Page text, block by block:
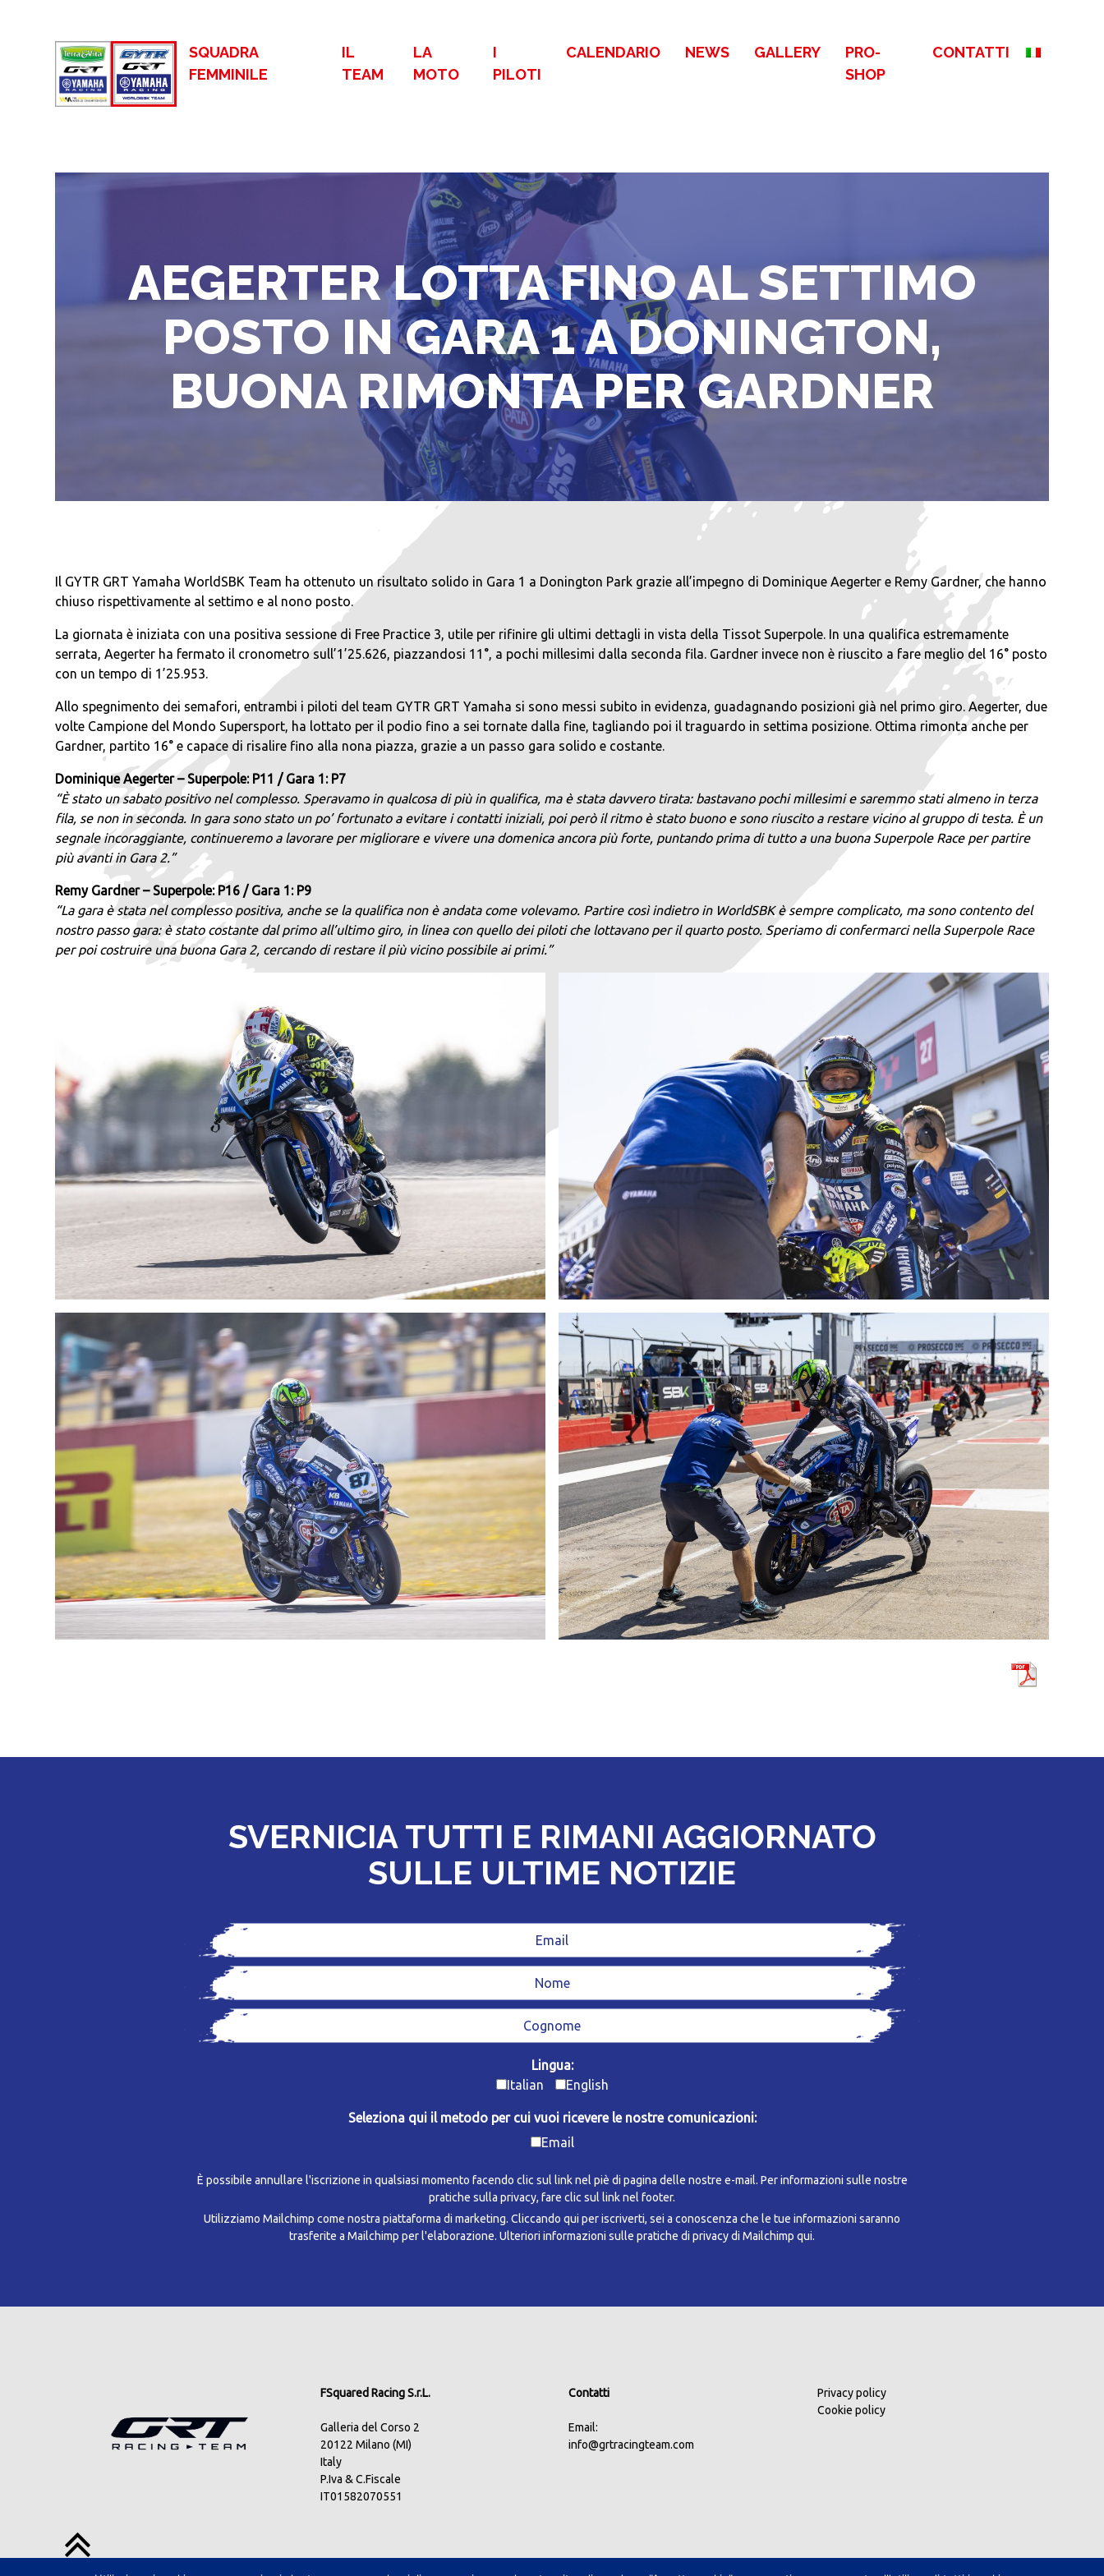
SQUADRA
FEMMINILE
IL
TEAM
LA
MOTO
I
PILOTI
CALENDARIO NEWS GALLERY
PRO-
SHOP
CONTATTI
AEGERTER LOTTA FINO AL SETTIMO
POSTO IN GARA 1 A DONINGTON,
BUONA RIMONTA PER GARDNER
Il GYTR GRT Yamaha WorldSBK Team ha ottenuto un risultato solido in Gara 1 a Donington Park grazie all’impegno di Dominique Aegerter e Remy Gardner, che hanno
chiuso rispettivamente al settimo e al nono posto.
La giornata è iniziata con una positiva sessione di Free Practice 3, utile per rifinire gli ultimi dettagli in vista della Tissot Superpole. In una qualifica estremamente
serrata, Aegerter ha fermato il cronometro sull’1’25.626, piazzandosi 11°, a pochi millesimi dalla seconda fila. Gardner invece non è riuscito a fare meglio del 16° posto
con un tempo di 1’25.953.
Allo spegnimento dei semafori, entrambi i piloti del team GYTR GRT Yamaha si sono messi subito in evidenza, guadagnando posizioni già nel primo giro. Aegerter, due
volte Campione del Mondo Supersport, ha lottato per il podio fino a sei tornate dalla fine, tagliando poi il traguardo in settima posizione. Ottima rimonta anche per
Gardner, partito 16° e capace di risalire fino alla nona piazza, grazie a un passo gara solido e costante.
Dominique Aegerter – Superpole: P11 / Gara 1: P7
“È stato un sabato positivo nel complesso. Speravamo in qualcosa di più in qualifica, ma è stata davvero tirata: bastavano pochi millesimi e saremmo stati almeno in terza
fila, se non in seconda. In gara sono stato un po’ fortunato a evitare i contatti iniziali, poi però il ritmo è stato buono e sono riuscito a restare vicino al gruppo di testa. È un
segnale incoraggiante, continueremo a lavorare per migliorare e vivere una domenica ancora più forte, puntando prima di tutto a una buona Superpole Race per partire
più avanti in Gara 2.”
Remy Gardner – Superpole: P16 / Gara 1: P9
“La gara è stata nel complesso positiva, anche se la qualifica non è andata come volevamo. Partire così indietro in WorldSBK è sempre complicato, ma sono contento del
nostro passo gara: è stato costante dal primo all’ultimo giro, in linea con quello dei piloti che lottavano per il quarto posto. Speriamo di confermarci nella Superpole Race
per poi costruire una buona Gara 2, cercando di restare il più vicino possibile ai primi.”
SVERNICIA TUTTI E RIMANI AGGIORNATO
SULLE ULTIME NOTIZIE
Lingua:
Italian
English
Seleziona qui il metodo per cui vuoi ricevere le nostre comunicazioni:
Email
È possibile annullare l'iscrizione in qualsiasi momento facendo clic sul link nel piè di pagina delle nostre e-mail. Per informazioni sulle nostre
pratiche sulla privacy, fare clic sul link nel footer.
Utilizziamo Mailchimp come nostra piattaforma di marketing. Cliccando qui per iscriverti, sei a conoscenza che le tue informazioni saranno
trasferite a Mailchimp per l'elaborazione. Ulteriori informazioni sulle pratiche di privacy di Mailchimp qui.
FSquared Racing S.r.L.
Galleria del Corso 2
20122 Milano (MI)
Italy
P.Iva & C.Fiscale
IT01582070551
Contatti
Email:
info@grtracingteam.com
Privacy policy
Cookie policy